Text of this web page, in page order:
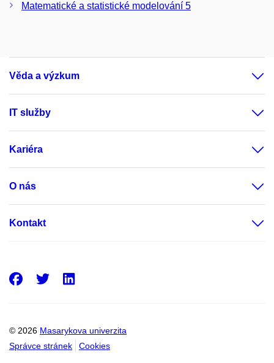
Matematické a statistické modelování 5
Věda a výzkum
IT služby
Kariéra
O nás
Kontakt
© 2026 Masarykova univerzita
Správce stránek
Cookies
Facebook
Twitter